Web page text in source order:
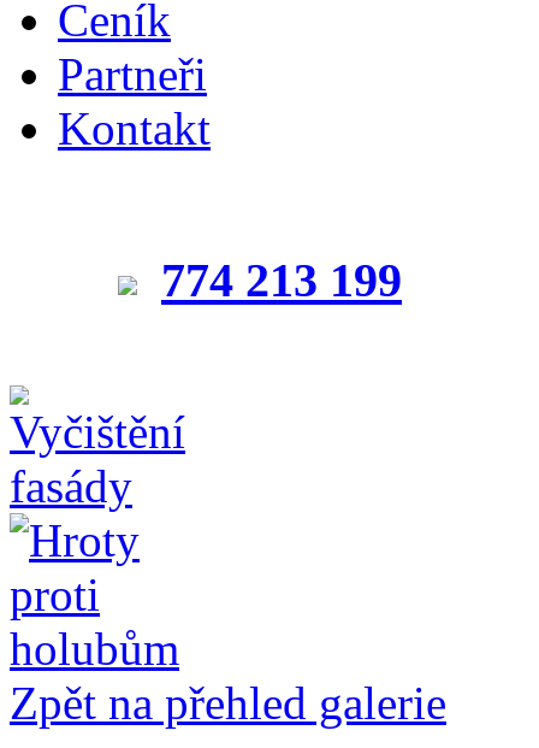
Ceník
Partneři
Kontakt
774 213 199
Zpět na přehled galerie